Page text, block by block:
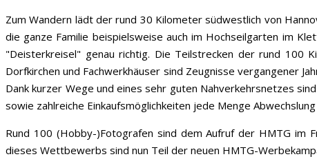
Zum Wandern lädt der rund 30 Kilometer südwestlich von
die ganze Familie beispielsweise auch im Hochseilgarten im
"Deisterkreisel" genau richtig. Die Teilstrecken der rund 100
Dorfkirchen und Fachwerkhäuser sind Zeugnisse vergangener
Dank kurzer Wege und eines sehr guten Nahverkehrsnetzes
sowie zahlreiche Einkaufsmöglichkeiten jede Menge
Rund 100 (Hobby-)Fotografen sind dem Aufruf der HMTG im
dieses Wettbewerbs sind nun Teil der neuen HMTG-